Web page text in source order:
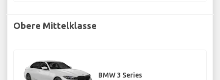
Obere Mittelklasse
BMW 3 Series